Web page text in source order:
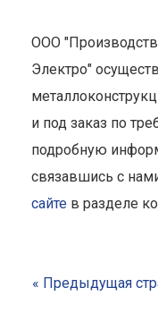
ООО
Электро"
и под заказ по
подробную
связавшись с
сайте в разделе
« Предыдущая